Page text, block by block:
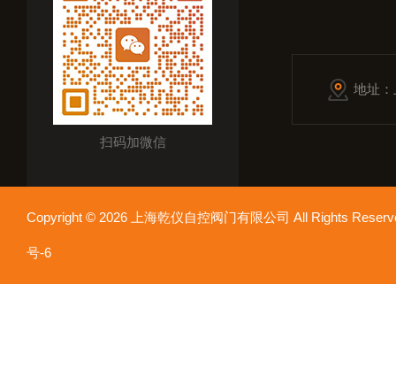
扫码加微信
地址
Copyright © 2026 上海乾仪自控阀门有限公司 All Rights
号-6